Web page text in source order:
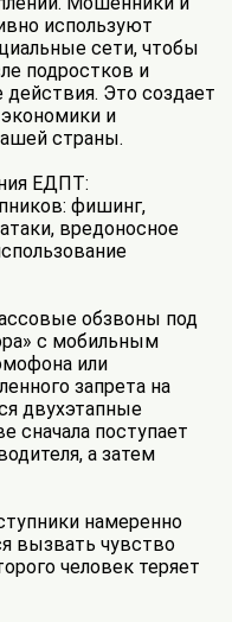
используют
сети, чтобы
подростков и
Это создает
и
страны.
ЕДПТ:
фишинг,
вредоносное
обзвоны под
с мобильным
или
запрета на
двухэтапные
сначала поступает
а затем
намеренно
вызвать чувство
человек теряет